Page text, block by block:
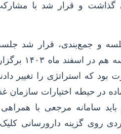
گذاشت و قرار شد با
و جمع‌بندی، قرار شد
مشارکت وزارت ارتباطات برگزار
به این صورت بود که استراتژی را تغییر
در ۱۸ صفحه نوشته شده بود که فقط ۲ ماده در حیطه اختیارات
سامانه مرجعی با
روی گزینه دارورسانی